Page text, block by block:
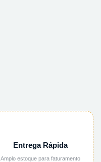
Entrega Rápida
Amplo estoque para faturamento